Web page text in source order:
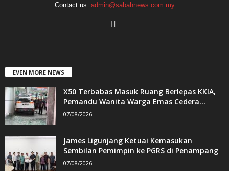
Contact us: admin@sabahnews.com.my
EVEN MORE NEWS
X50 Terbabas Masuk Ruang Berlepas KKIA,
Pemandu Wanita Warga Emas Cedera...
07/08/2026
James Ligunjang Ketuai Kemasukan
Sembilan Pemimpin ke PGRS di Penampang
07/08/2026